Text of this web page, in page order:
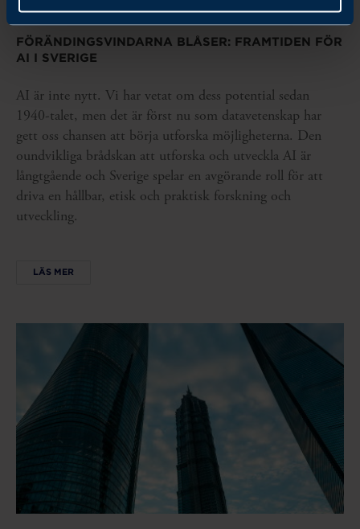
FÖRÄNDINGSVINDARNA BLÅSER: FRAMTIDEN FÖR
AI I SVERIGE
AI är inte nytt. Vi har vetat om dess potential sedan
1940-talet, men det är först nu som datavetenskap har
gett oss chansen att börja utforska möjligheterna. Den
oundvikliga brådskan att utforska och utveckla AI är
långtgående och Sverige spelar en avgörande roll för att
driva en hållbar, etisk och praktisk forskning och
utveckling.
LÄS MER